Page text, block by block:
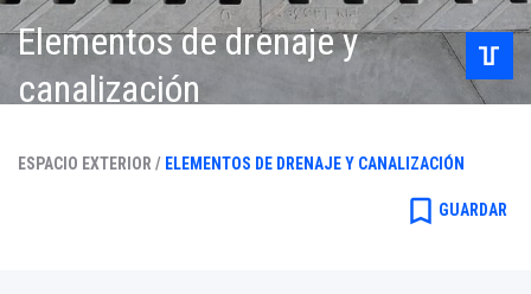
Elementos de drenaje y
canalización
ESPACIO EXTERIOR / ELEMENTOS DE DRENAJE Y CANALIZACIÓN
bookmark_border GUARDAR